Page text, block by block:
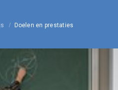
Doelen en prestaties